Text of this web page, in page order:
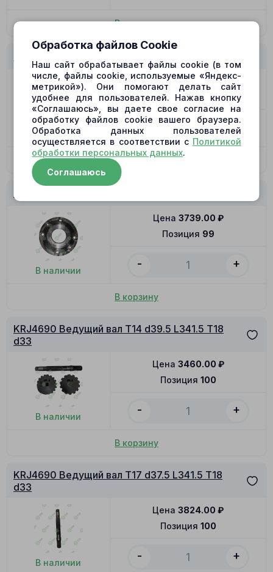
В корзину
В наличии
Позиция 97
Цена 2049.00₽
- +
В корзину
KRJ4690 Крышка вала
В наличии
Позиция 99
Цена 3739.00 ₽
- +
В корзину
KRJ4690 Ведущий вал T14 d39.5 L341.5 T18
d33
В наличии
Позиция 100
Цена 3460.00 ₽
- +
В корзину
KRJ4690 Ведущий вал T17 d37.5 L341.5 T18
d33
В наличии
Позиция 100
Цена 3824.00 ₽
- +
Обработка файлов Cookie
Наш сайт обрабатывает файлы cookie (в том
числе, файлы cookie, используемые «Яндекс-
метрикой»). Они помогают делать сайт
удобнее для пользователей. Нажав кнопку
«Соглашаюсь», вы даете свое согласие на
обработку файлов cookie вашего браузера.
Обработка данных пользователей
осуществляется в соответствии с Политикой
обработки персональных данных.
Соглашаюсь